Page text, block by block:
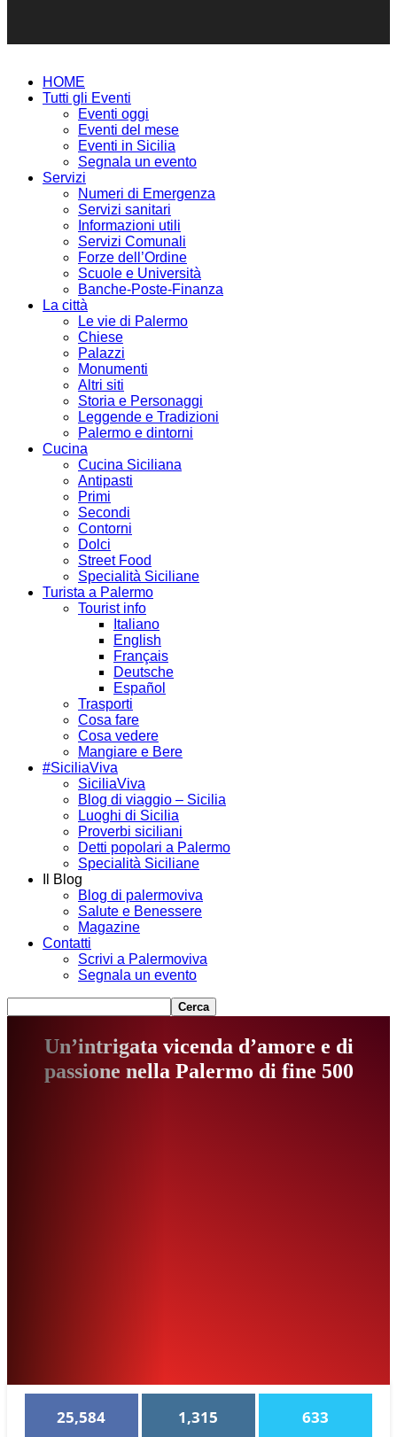
HOME
Tutti gli Eventi
Eventi oggi
Eventi del mese
Eventi in Sicilia
Segnala un evento
Servizi
Numeri di Emergenza
Servizi sanitari
Informazioni utili
Servizi Comunali
Forze dell’Ordine
Scuole e Università
Banche-Poste-Finanza
La città
Le vie di Palermo
Chiese
Palazzi
Monumenti
Altri siti
Storia e Personaggi
Leggende e Tradizioni
Palermo e dintorni
Cucina
Cucina Siciliana
Antipasti
Primi
Secondi
Contorni
Dolci
Street Food
Specialità Siciliane
Turista a Palermo
Tourist info
Italiano
English
Français
Deutsche
Español
Trasporti
Cosa fare
Cosa vedere
Mangiare e Bere
#SiciliaViva
SiciliaViva
Blog di viaggio – Sicilia
Luoghi di Sicilia
Proverbi siciliani
Detti popolari a Palermo
Specialità Siciliane
Il Blog
Blog di palermoviva
Salute e Benessere
Magazine
Contatti
Scrivi a Palermoviva
Segnala un evento
Un’intrigata vicenda d’amore e di
passione nella Palermo di fine 500
25,584 1,315 633